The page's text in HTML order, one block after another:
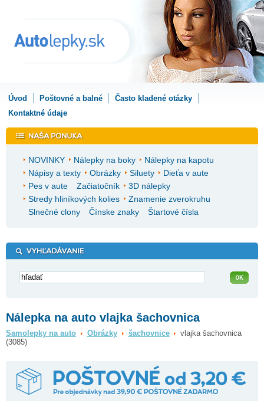
Úvod Poštovné a balné
Často kladené otázky
Kontaktné údaje
NOVINKY Nálepky na boky
Nálepky na kapotu
Nápisy a texty
Obrázky Siluety
Dieťa v aute
Pes v aute
Začiatočník
3D nálepky
Stredy hliníkových kolies
Znamenie zverokruhu
Slnečné clony
Čínske znaky Štartové čísla
Nálepka na auto vlajka šachovnica
Samolepky na auto Obrázky šachovnice
vlajka šachovnica
(3085)